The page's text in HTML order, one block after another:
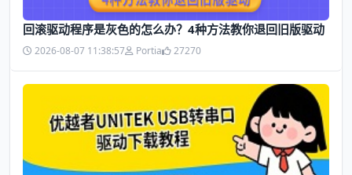
回滚驱动程序是灰色的怎么办？4种方法教你退回旧版驱动
2026-08-07 11:38:57 Portia 27270